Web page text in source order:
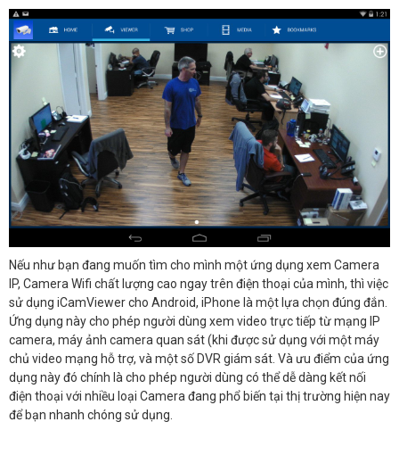
Nếu như bạn đang muốn tìm cho mình một ứng dụng xem Camera
IP, Camera Wifi chất lượng cao ngay trên điện thoại của mình, thì việc
sử dụng iCamViewer cho Android, iPhone là một lựa chọn đúng đắn.
Ứng dụng này cho phép người dùng xem video trực tiếp từ mạng IP
camera, máy ảnh camera quan sát (khi được sử dụng với một máy
chủ video mạng hỗ trợ, và một số DVR giám sát. Và ưu điểm của ứng
dụng này đó chính là cho phép người dùng có thể dễ dàng kết nối
điện thoại với nhiều loại Camera đang phổ biến tại thị trường hiện nay
để bạn nhanh chóng sử dụng.